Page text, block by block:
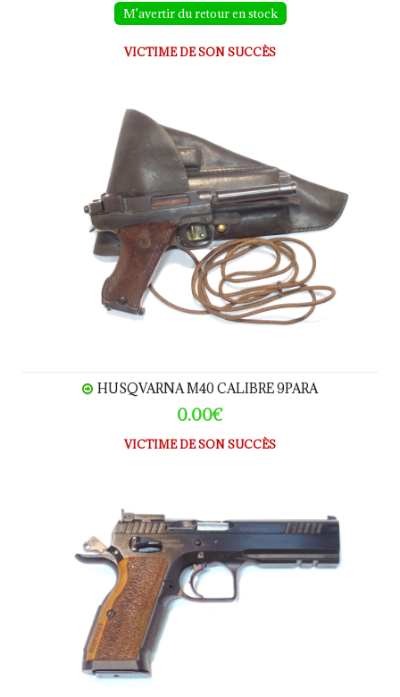
M'avertir du retour en stock
VICTIME DE SON SUCCÈS
HUSQVARNA M40 calibre 9Para
HUSQVARNA M40 CALIBRE 9PARA
0.00€
VICTIME DE SON SUCCÈS